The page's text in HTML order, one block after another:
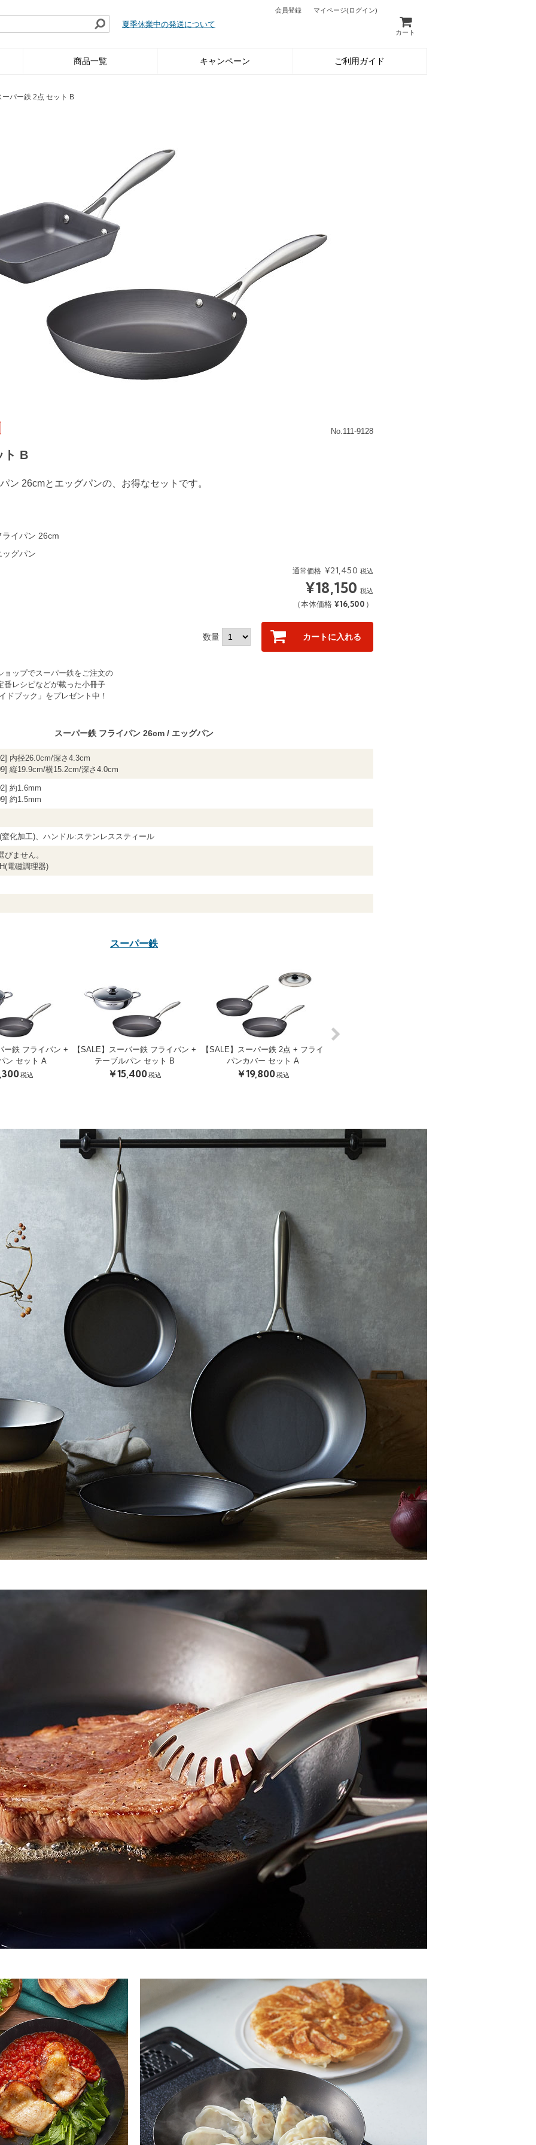
夏季休業中の発送について
会員登録 マイページ(ログイン)
カート
商品一覧 キャンペーン ご利用ガイド
ーパー鉄 2点 セット B
No.111-9128
ト B
ン 26cmとエッグパンの、お得なセットです。
イパン 26cm
グパン
通常価格 ¥21,450 税込
¥18,150 税込
（本体価格¥16,500 ）
数量 カートに入れる
ョップでスーパー鉄をご注文の
番レシピなどが載った小冊子
ドブック」をプレゼント中！
スーパー鉄 フライパン 26cm / エッグパン
内径26.0cm/深さ4.3cm
縦19.9cm/横15.2cm/深さ4.0cm
約1.6mm
約1.5mm
化加工)、ハンドル:ステンレススティール
びません。
電磁調理器)
スーパー鉄
ー鉄 フライパン +
ン セット A
税込
【SALE】スーパー鉄 フライパン +
テーブルパン セット B
￥15,400税込
【SALE】スーパー鉄 2点 + フライ
パンカバー セット A
￥19,800 税込